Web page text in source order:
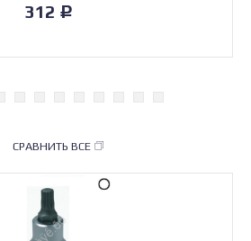
312 Р
СРАВНИТЬ ВСЕ